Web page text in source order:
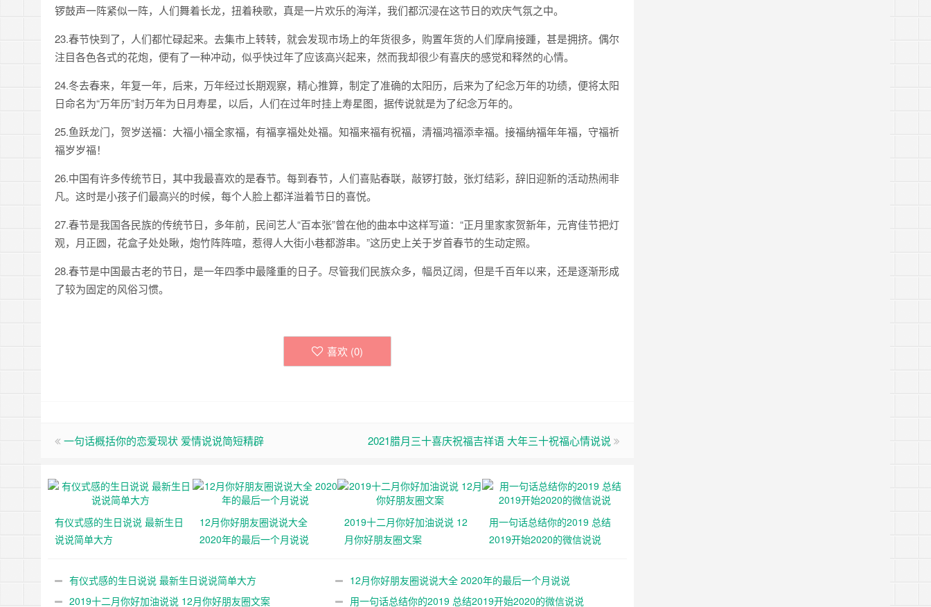
锣鼓声一阵紧似一阵，人们舞着长龙，扭着秧歌，真是一片欢乐的海洋，我们都沉浸在这节日的欢庆气氛之中。
23.春节快到了，人们都忙碌起来。去集市上转转，就会发现市场上的年货很多，购置年货的人们摩肩接踵，甚是拥挤。偶尔
注目各色各式的花炮，便有了一种冲动，似乎快过年了应该高兴起来，然而我却很少有喜庆的感觉和释然的心情。
24.冬去春来，年复一年，后来，万年经过长期观察，精心推算，制定了准确的太阳历，后来为了纪念万年的功绩，便将太阳
日命名为“万年历”封万年为日月寿星，以后，人们在过年时挂上寿星图，据传说就是为了纪念万年的。
25.鱼跃龙门，贺岁送福：大福小福全家福，有福享福处处福。知福来福有祝福，清福鸿福添幸福。接福纳福年年福，守福祈
福岁岁福！
26.中国有许多传统节日，其中我最喜欢的是春节。每到春节，人们喜贴春联，敲锣打鼓，张灯结彩，辞旧迎新的活动热闹非
凡。这时是小孩子们最高兴的时候，每个人脸上都洋溢着节日的喜悦。
27.春节是我国各民族的传统节日，多年前，民间艺人“百本张”曾在他的曲本中这样写道：“正月里家家贺新年，元宵佳节把灯
观，月正圆，花盒子处处瞅，炮竹阵阵喧，惹得人大街小巷都游串。”这历史上关于岁首春节的生动定照。
28.春节是中国最古老的节日，是一年四季中最隆重的日子。尽管我们民族众多，幅员辽阔，但是千百年以来，还是逐渐形成
了较为固定的风俗习惯。
喜欢 (0)
一句话概括你的恋爱现状 爱情说说简短精辟 2021腊月三十喜庆祝福吉祥语 大年三十祝福心情说说
有仪式感的生日说说 最新生日
说说简单大方
12月你好朋友圈说说大全
2020年的最后一个月说说
2019十二月你好加油说说 12
月你好朋友圈文案
用一句话总结你的2019 总结
2019开始2020的微信说说
有仪式感的生日说说 最新生日说说简单大方
12月你好朋友圈说说大全 2020年的最后一个月说说
2019十二月你好加油说说 12月你好朋友圈文案
用一句话总结你的2019 总结2019开始2020的微信说说